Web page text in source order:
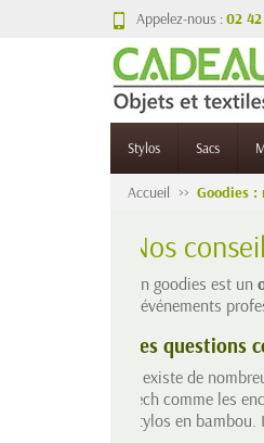
Appelez-nous :02
Stylos Sacs
Accueil Goodies :
Nos
Un goodies est un
d'événements
Les questions
Il existe de
tech comme les
stylos en